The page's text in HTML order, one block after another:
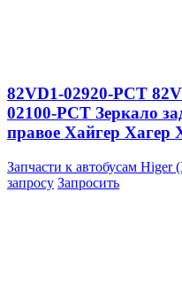
82VD1-02920-PCT
02100-PCT Зеркало
правое Хайгер Хагер
Запчасти к автобусам
запросу Запросить